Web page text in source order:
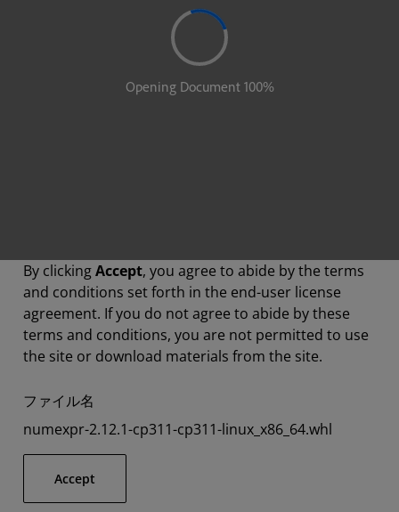
By clickingAccept, you agree to abide by the terms
and conditions set forth in the end-user license
agreement. If you do not agree to abide by these
terms and conditions, you are not permitted to use
the site or download materials from the site.
ファイル名
numexpr-2.12.1-cp311-cp311-linux_x86_64.whl
Accept